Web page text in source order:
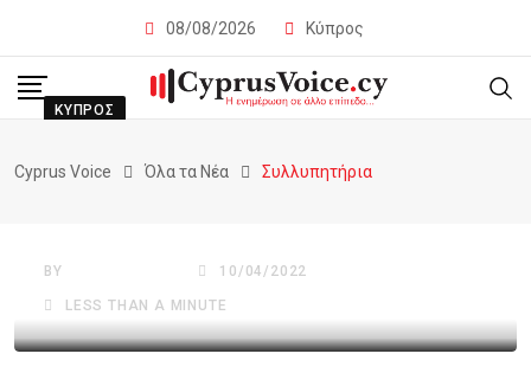
08/08/2026 Κύπρος
Cyprus Voice Όλα τα Νέα Συλλυπητήρια
ΚΎΠΡΟΣ
Συλλυπητήρια Προέδρου
BY 10/04/2022
LESS THAN A MINUTE